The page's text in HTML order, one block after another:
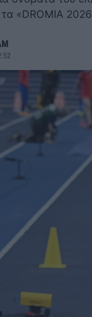
τα «DROMIA